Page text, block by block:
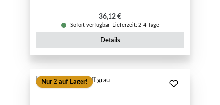
Regulärer Preis:
36,12 €
Sofort verfügbar, Lieferzeit: 2-4 Tage
Details
Nur 2 auf Lager!